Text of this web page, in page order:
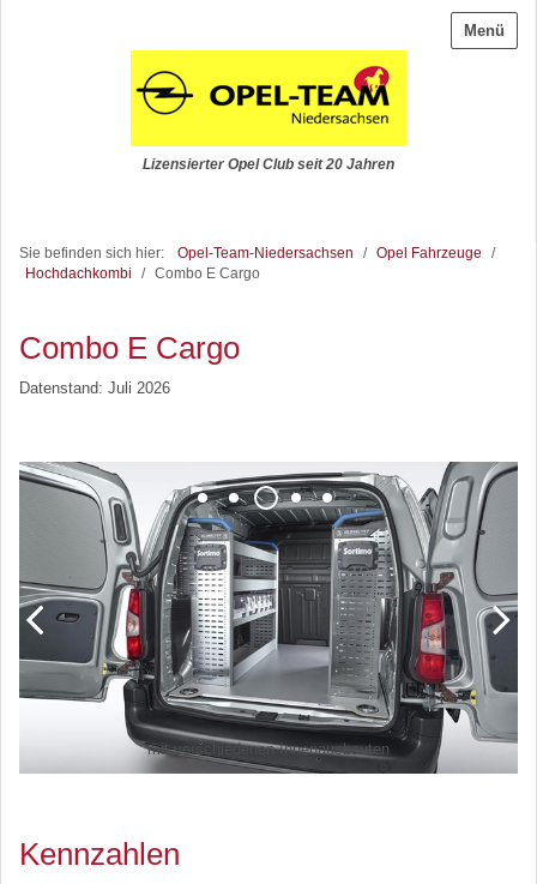
Menü
Lizensierter Opel Club seit 20 Jahren
Sie befinden sich hier: Opel-Team-Niedersachsen / Opel Fahrzeuge
/
Hochdachkombi
/ Combo E Cargo
Combo E Cargo
Datenstand: Juli 2026
mit verschiedenen Innenausbauten
Kennzahlen